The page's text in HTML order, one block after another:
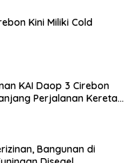
Kini Miliki Cold
KAI Daop 3 Cirebon
Perjalanan Kereta
Bangunan di